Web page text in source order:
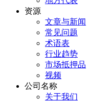
资源
文章与新闻
常见问题
术语表
行业趋势
市场抵押品
视频
公司名称
关于我们